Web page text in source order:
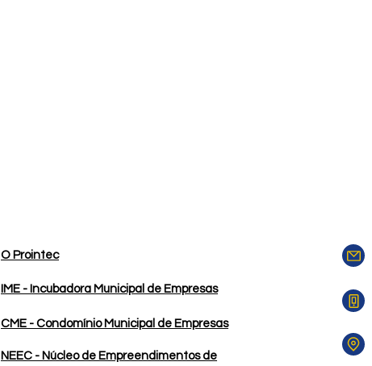
O Prointec
IME - Incubadora Municipal de Empresas
CME - Condomínio Municipal de Empresas
NEEC - Núcleo de Empreendimentos de